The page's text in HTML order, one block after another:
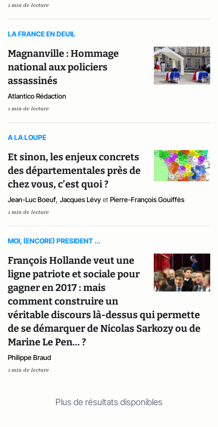
1 min de lecture
LA FRANCE EN DEUIL
Magnanville : Hommage
national aux policiers
assassinés
Atlantico Rédaction
1 min de lecture
A LA LOUPE
Et sinon, les enjeux concrets
des départementales près de
chez vous, c’est quoi ?
Jean-Luc Boeuf, Jacques Lévy et Pierre-François Gouiffès
1 min de lecture
MOI, (ENCORE) PRESIDENT ...
François Hollande veut une
ligne patriote et sociale pour
gagner en 2017 : mais
comment construire un
véritable discours là-dessus qui permette
de se démarquer de Nicolas Sarkozy ou de
Marine Le Pen… ?
Philippe Braud
1 min de lecture
Plus de résultats disponibles